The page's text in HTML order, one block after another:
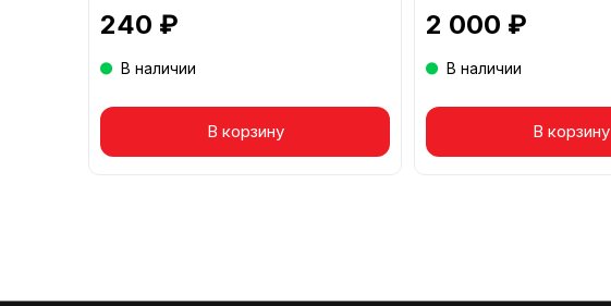
Товар в корзине
240 ₽
В наличии
В корзину Товар в корзине
2 000 ₽
В наличии
В корзину